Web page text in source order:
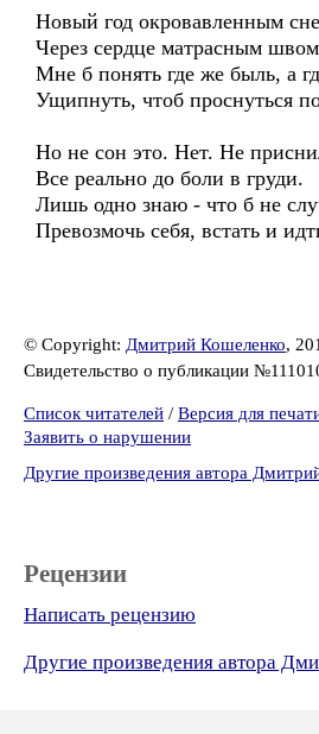
Новый год окровавленным
Через сердце матрасным
Мне б понять где же быль, а
Ущипнуть, чтоб проснуться
Но не сон это. Нет. Не
Все реально до боли в груди.
Лишь одно знаю - что б не
Превозмочь себя, встать и
© Copyright: Дмитрий Кошеленко,
Свидетельство о публикации
Список читателей / Версия для
Заявить о нарушении
Другие произведения автора
Рецензии
Написать рецензию
Другие произведения автора